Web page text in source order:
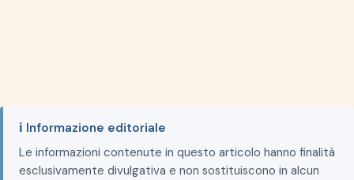
ℹ️ Informazione editoriale
Le informazioni contenute in questo articolo hanno finalità
esclusivamente divulgativa e non sostituiscono in alcun